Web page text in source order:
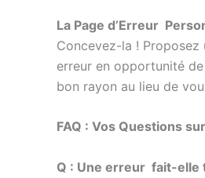
La Page d’Erreur
Concevez-la ! Proposez
erreur en opportunité
bon rayon au lieu de
FAQ : Vos Questions
Q : Une erreur fait-elle